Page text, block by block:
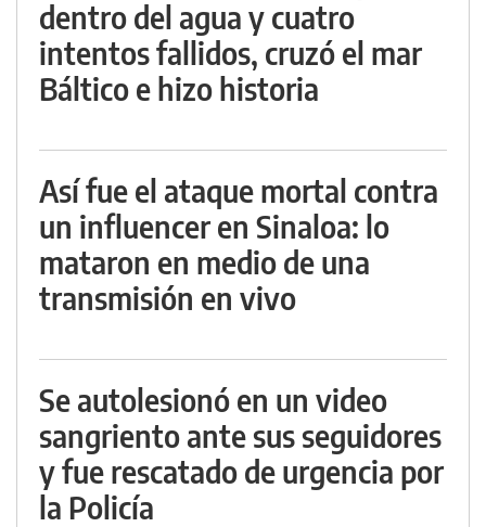
dentro del agua y cuatro
intentos fallidos, cruzó el mar
Báltico e hizo historia
Así fue el ataque mortal contra
un influencer en Sinaloa: lo
mataron en medio de una
transmisión en vivo
Se autolesionó en un video
sangriento ante sus seguidores
y fue rescatado de urgencia por
la Policía